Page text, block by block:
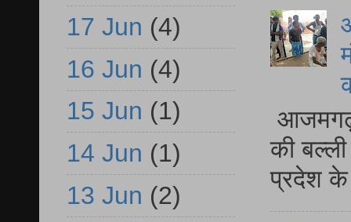
आजमगढ़
की
प्रदेश
17 Jun (4)
16 Jun (4)
15 Jun (1)
14 Jun (1)
13 Jun (2)